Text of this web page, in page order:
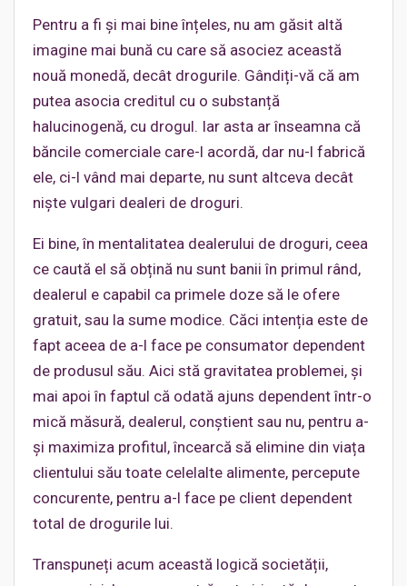
Pentru a fi și mai bine înțeles, nu am găsit altă
imagine mai bună cu care să asociez această
nouă monedă, decât drogurile. Gândiți-vă că am
putea asocia creditul cu o substanță
halucinogenă, cu drogul. Iar asta ar înseamna că
băncile comerciale care-l acordă, dar nu-l fabrică
ele, ci-l vând mai departe, nu sunt altceva decât
niște vulgari dealeri de droguri.
Ei bine, în mentalitatea dealerului de droguri, ceea
ce caută el să obțină nu sunt banii în primul rând,
dealerul e capabil ca primele doze să le ofere
gratuit, sau la sume modice. Căci intenția este de
fapt aceea de a-l face pe consumator dependent
de produsul său. Aici stă gravitatea problemei, și
mai apoi în faptul că odată ajuns dependent într-o
mică măsură, dealerul, conștient sau nu, pentru a-
și maximiza profitul, încearcă să elimine din viața
clientului său toate celelalte alimente, percepute
concurente, pentru a-l face pe client dependent
total de drogurile lui.
Transpuneți acum această logică societății,